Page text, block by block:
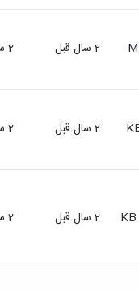
2 سال قبل 2 سال قبل
2 سال قبل 2 سال قبل
2 سال قبل 2 سال قبل